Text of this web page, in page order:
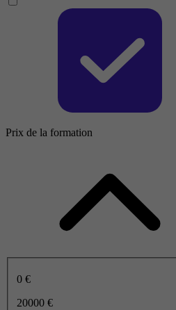
Prix de la formation
0 €
20000 €